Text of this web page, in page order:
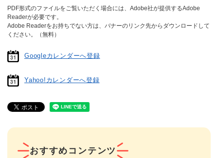
PDF形式のファイルをご覧いただく場合には、Adobe社が提供するAdobe
Readerが必要です。
Adobe Readerをお持ちでない方は、バナーのリンク先からダウンロードして
ください。（無料）
Googleカレンダーへ登録
Yahoo!カレンダーへ登録
おすすめコンテンツ